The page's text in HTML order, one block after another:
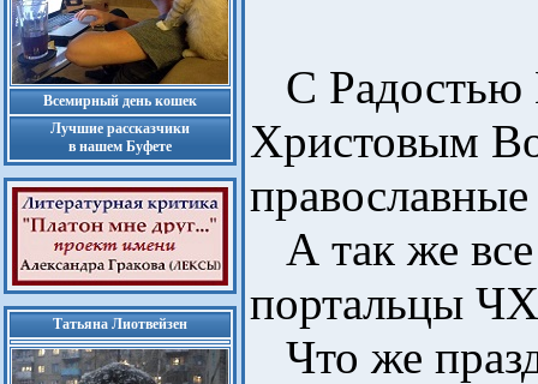
Всемирный день кошек
Лучшие рассказчики
в нашем Буфете
Татьяна Лиотвейзен
С Радостью
Христовым
А так же
портальцы
Что же